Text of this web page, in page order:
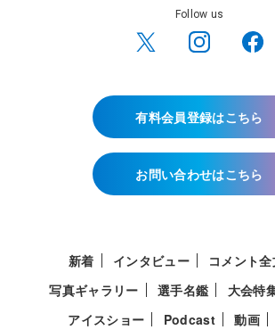
Follow us
有料会員登録はこちら
お問い合わせはこちら
新着 インタビュー コメント
写真ギャラリー
選手名鑑 大会特
アイスショー
Podcast 動画